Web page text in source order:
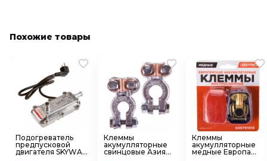
Похожие товары
Подогреватель
предпусковой
двигателя SKYWAY
Клеммы
акумулляторные
свинцовые Азия
Клеммы
акумулляторные
медные Европа